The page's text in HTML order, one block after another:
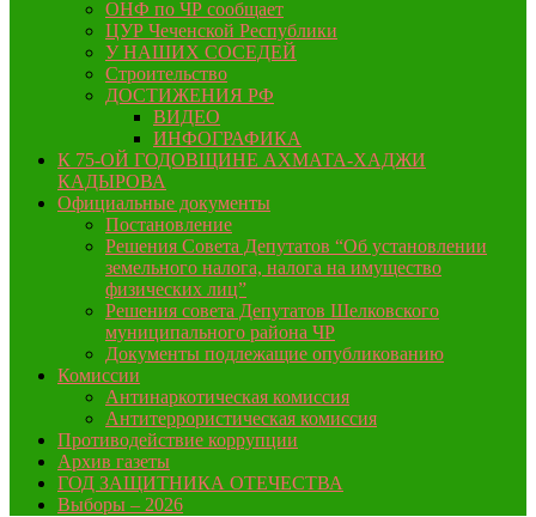
ОНФ по ЧР сообщает
ЦУР Чеченской Республики
У НАШИХ СОСЕДЕЙ
Строительство
ДОСТИЖЕНИЯ РФ
ВИДЕО
ИНФОГРАФИКА
К 75-ОЙ ГОДОВЩИНЕ АХМАТА-ХАДЖИ
КАДЫРОВА
Официальные документы
Постановление
Решения Совета Депутатов “Об установлении
земельного налога, налога на имущество
физических лиц”
Решения совета Депутатов Шелковского
муниципального района ЧР
Документы подлежащие опубликованию
Комиссии
Антинаркотическая комиссия
Антитеррористическая комиссия
Противодействие коррупции
Архив газеты
ГОД ЗАЩИТНИКА ОТЕЧЕСТВА
Выборы – 2026